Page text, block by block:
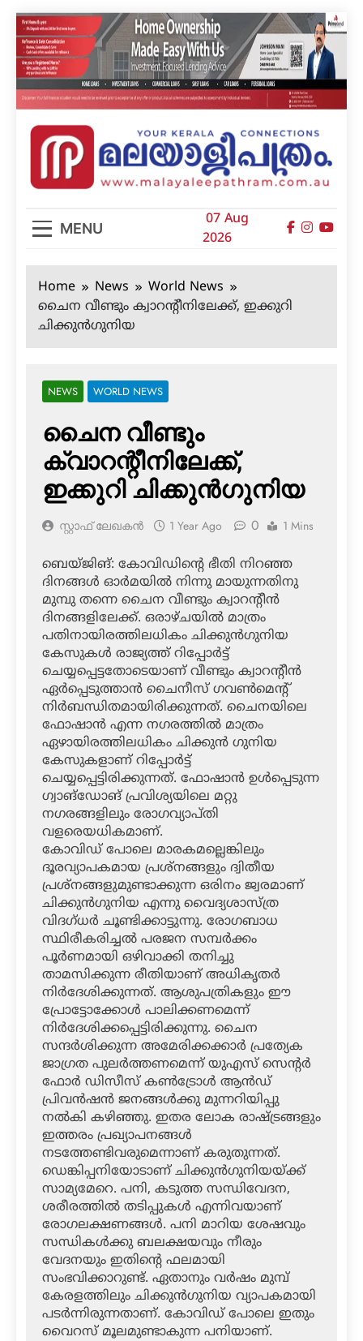
Skip
to
content
മലയാളിപത്രം
MENU
07 Aug
2026
Home News
World News
ചൈന വീണ്ടും ക്വാറന്റീനിലേക്ക്, ഇക്കുറി
ചിക്കുന്‍ഗുനിയ
NEWS WORLD NEWS
ചൈന വീണ്ടും
ക്വാറന്റീനിലേക്ക്,
ഇക്കുറി ചിക്കുന്‍ഗുനിയ
സ്റ്റാഫ് ലേഖകൻ 1 Year Ago 0 1 Mins
ബെയ്ജിങ്: കോവിഡിന്റെ ഭീതി നിറഞ്ഞ
ദിനങ്ങള്‍ ഓര്‍മയില്‍ നിന്നു മായുന്നതിനു
മുമ്പു തന്നെ ചൈന വീണ്ടും ക്വാറന്റീന്‍
ദിനങ്ങളിലേക്ക്. ഒരാഴ്ചയില്‍ മാത്രം
പതിനായിരത്തിലധികം ചിക്കുന്‍ഗുനിയ
കേസുകള്‍ രാജ്യത്ത് റിപ്പോര്‍ട്ട്
ചെയ്യപ്പെട്ടതോടെയാണ് വീണ്ടും ക്വാറന്റീന്‍
ഏര്‍പ്പെടുത്താന്‍ ചൈനീസ് ഗവണ്‍മെന്റ്
നിര്‍ബന്ധിതമായിരിക്കുന്നത്. ചൈനയിലെ
ഫോഷാന്‍ എന്ന നഗരത്തില്‍ മാത്രം
ഏഴായിരത്തിലധികം ചിക്കുന്‍ ഗുനിയ
കേസുകളാണ് റിപ്പോര്‍ട്ട്
ചെയ്യപ്പെട്ടിരിക്കുന്നത്. ഫോഷാന്‍ ഉള്‍പ്പെടുന്ന
ഗ്വാങ്‌ഡോങ് പ്രവിശ്യയിലെ മറ്റു
നഗരങ്ങളിലും രോഗവ്യാപ്തി
വളരെയധികമാണ്.
കോവിഡ് പോലെ മാരകമല്ലെങ്കിലും
ദൂരവ്യാപകമായ പ്രശ്‌നങ്ങളും ദ്വിതീയ
പ്രശ്‌നങ്ങളുമുണ്ടാക്കുന്ന ഒരിനം ജ്വരമാണ്
ചിക്കുന്‍ഗുനിയ എന്നു വൈദ്യശാസ്ത്ര
വിദഗ്ധര്‍ ചൂണ്ടിക്കാട്ടുന്നു. രോഗബാധ
സ്ഥിരീകരിച്ചല്‍ പരജന സമ്പര്‍ക്കം
പൂര്‍ണമായി ഒഴിവാക്കി തനിച്ചു
താമസിക്കുന്ന രീതിയാണ് അധികൃതര്‍
നിര്‍ദേശിക്കുന്നത്. ആശുപത്രികളും ഈ
പ്രോട്ടോക്കോള്‍ പാലിക്കണമെന്ന്
നിര്‍ദേശിക്കപ്പെട്ടിരിക്കുന്നു. ചൈന
സന്ദര്‍ശിക്കുന്ന അമേരിക്കക്കാര്‍ പ്രത്യേക
ജാഗ്രത പുലര്‍ത്തണമെന്ന് യുഎസ് സെന്റര്‍
ഫോര്‍ ഡിസീസ് കണ്‍ട്രോള്‍ ആന്‍ഡ്
പ്രിവന്‍ഷന്‍ ജനങ്ങള്‍ക്കു മുന്നറിയിപ്പു
നല്‍കി കഴിഞ്ഞു. ഇതര ലോക രാഷ്ട്രങ്ങളും
ഇത്തരം പ്രഖ്യാപനങ്ങള്‍
നടത്തേണ്ടിവരുമെന്നാണ് കരുതുന്നത്.
ഡെങ്കിപ്പനിയോടാണ് ചിക്കുന്‍ഗുനിയയ്ക്ക്
സാമ്യമേറെ. പനി, കടുത്ത സന്ധിവേദന,
ശരീരത്തില്‍ തടിപ്പുകള്‍ എന്നിവയാണ്
രോഗലക്ഷണങ്ങള്‍. പനി മാറിയ ശേഷവും
സന്ധികള്‍ക്കു ബലക്ഷയവും നീരും
വേദനയും ഇതിന്റെ ഫലമായി
സംഭവിക്കാറുണ്ട്. ഏതാനും വര്‍ഷം മുമ്പ്
കേരളത്തിലും ചിക്കുന്‍ഗുനിയ വ്യാപകമായി
പടര്‍ന്നിരുന്നതാണ്. കോവിഡ് പോലെ ഇതും
വൈറസ് മൂലമുണ്ടാകുന്ന പനിയാണ്.